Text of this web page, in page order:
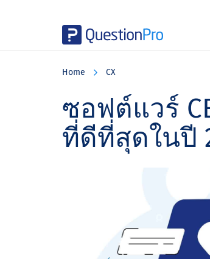
Home CX
ซอฟต์แวร์
ที่ดีที่สุดในปี